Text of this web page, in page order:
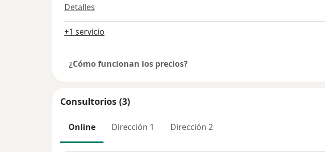
Detalles
+1 servicio
¿Cómo funcionan los precios?
Consultorios (3)
Online Dirección 1 Dirección 2